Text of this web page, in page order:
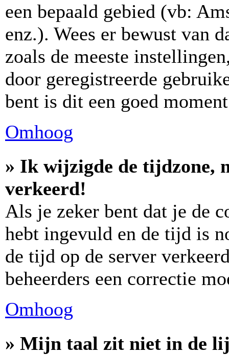
een bepaald gebied (vb:
enz.). Wees er bewust van
zoals de meeste
door geregistreerde
bent is dit een goed
Omhoog
» Ik wijzigde de tijdzone,
verkeerd!
Als je zeker bent dat je de
hebt ingevuld en de tijd is
de tijd op de server
beheerders een correctie
Omhoog
» Mijn taal zit niet in de